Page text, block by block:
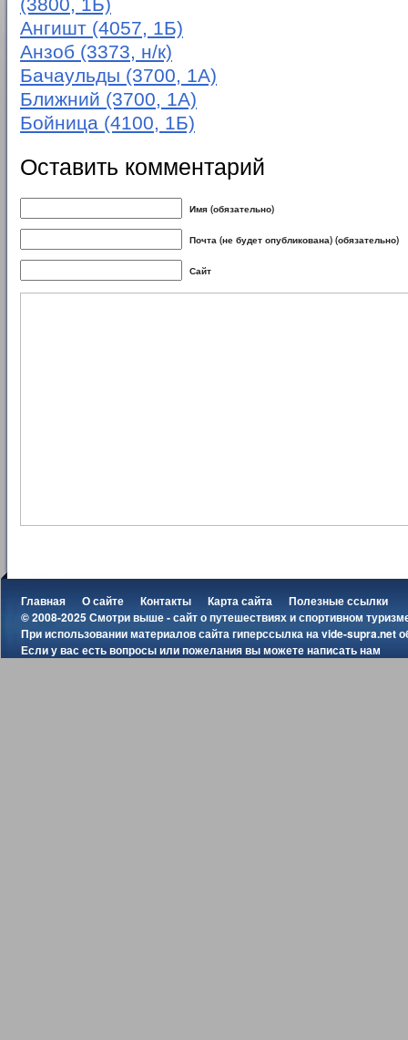
(3800, 1Б)
Ангишт (4057, 1Б)
Анзоб (3373, н/к)
Бачаульды (3700, 1А)
Ближний (3700, 1А)
Бойница (4100, 1Б)
Оставить комментарий
Имя (обязательно)
Почта (не будет опубликована) (обязательно)
Сайт
Главная О сайте Контакты Карта сайта
Полезные ссылки
© 2008-2025 Смотри выше - сайт о путешествиях и спортивном
При использовании материалов сайта гиперссылка наvide-supra.net
Если у вас есть вопросы или пожелания вы можетенаписать нам